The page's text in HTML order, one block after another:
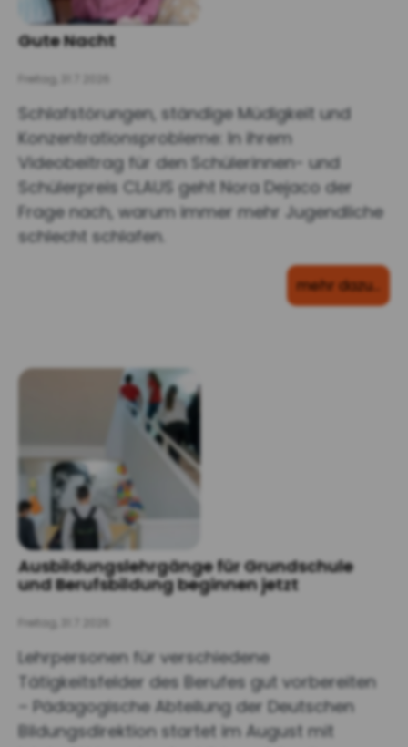
Gute Nacht
Freitag, 31.7.2026
Schlafstörungen, ständige Müdigkeit und
Konzentrationsprobleme: In ihrem
Videobeitrag für den Schülerinnen- und
Schülerpreis CLAUS geht Nora Dejaco der
Frage nach, warum immer mehr Jugendliche
schlecht schlafen.
mehr dazu…
Ausbildungslehrgänge für Grundschule
und Berufsbildung beginnen jetzt
Freitag, 31.7.2026
Lehrpersonen für verschiedene
Tätigkeitsfelder des Berufes gut vorbereiten
– Pädagogische Abteilung der Deutschen
Bildungsdirektion startet im August mit